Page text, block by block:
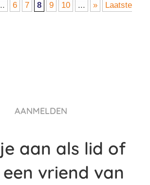
6 7 8 9 10 ... »
Laatste
AANMELDEN
aan als lid of
vriend van